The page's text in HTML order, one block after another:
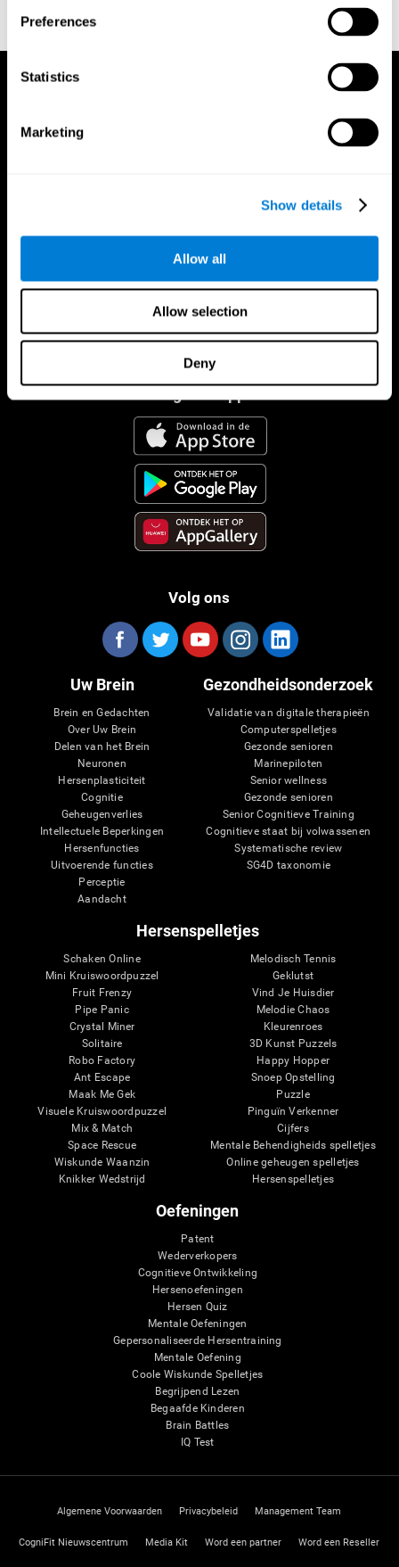
Preferences
Statistics
Marketing
Show details
Allow all
Allow selection
Deny
Volg ons
Uw Brein
Brein en Gedachten
Over Uw Brein
Delen van het Brein
Neuronen
Hersenplasticiteit
Cognitie
Geheugenverlies
Intellectuele Beperkingen
Hersenfuncties
Uitvoerende functies
Perceptie
Aandacht
Gezondheidsonderzoek
Validatie van digitale therapieën
Computerspelletjes
Gezonde senioren
Marinepiloten
Senior wellness
Gezonde senioren
Senior Cognitieve Training
Cognitieve staat bij volwassenen
Systematische review
SG4D taxonomie
Hersenspelletjes
Schaken Online
Mini Kruiswoordpuzzel
Fruit Frenzy
Pipe Panic
Crystal Miner
Solitaire
Robo Factory
Ant Escape
Maak Me Gek
Visuele Kruiswoordpuzzel
Mix & Match
Space Rescue
Wiskunde Waanzin
Knikker Wedstrijd
Melodisch Tennis
Geklutst
Vind Je Huisdier
Melodie Chaos
Kleurenroes
3D Kunst Puzzels
Happy Hopper
Snoep Opstelling
Puzzle
Pinguïn Verkenner
Cijfers
Mentale Behendigheids spelletjes
Online geheugen spelletjes
Hersenspelletjes
Oefeningen
Patent
Wederverkopers
Cognitieve Ontwikkeling
Hersenoefeningen
Hersen Quiz
Mentale Oefeningen
Gepersonaliseerde Hersentraining
Mentale Oefening
Coole Wiskunde Spelletjes
Begrijpend Lezen
Begaafde Kinderen
Brain Battles
IQ Test
Algemene Voorwaarden Privacybeleid Management Team
CogniFit Nieuwscentrum Media Kit Word een partner Word een Reseller